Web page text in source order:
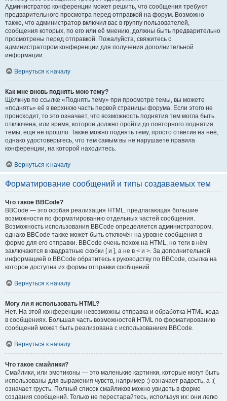
Администратор конференции может решить, что сообщения требуют
предварительного просмотра перед отправкой на форум. Возможно
также, что администратор включил вас в группу пользователей,
сообщения которых, по его или её мнению, должны быть предварительно
просмотрены перед отправкой. Пожалуйста, свяжитесь с
администратором конференции для получения дополнительной
информации.
Вернуться к началу
Как мне вновь поднять мою тему?
Щёлкнув по ссылке «Поднять тему» при просмотре темы, вы можете
«поднять» её в верхнюю часть первой страницы форума. Если этого не
происходит, то это означает, что возможность поднятия тем могла быть
отключена, или время, которое должно пройти до повторного поднятия
темы, ещё не прошло. Также можно поднять тему, просто ответив на неё,
однако удостоверьтесь, что тем самым вы не нарушаете правила
конференции, на которой находитесь.
Вернуться к началу
Форматирование сообщений и типы создаваемых тем
Что такое BBCode?
BBCode — это особая реализация HTML, предлагающая большие
возможности по форматированию отдельных частей сообщения.
Возможность использования BBCode определяется администратором,
однако BBCode также может быть отключён на уровне сообщения в
форме для его отправки. BBCode очень похож на HTML, но теги в нём
заключаются в квадратные скобки [ и ], а не в < и >. За дополнительной
информацией о BBCode обратитесь к руководству по BBCode, ссылка на
которое доступна из формы отправки сообщений.
Вернуться к началу
Могу ли я использовать HTML?
Нет. На этой конференции невозможны отправка и обработка HTML-кода
в сообщениях. Большая часть возможностей HTML по форматированию
сообщений может быть реализована с использованием BBCode.
Вернуться к началу
Что такое смайлики?
Смайлики, или эмотиконы — это маленькие картинки, которые могут быть
использованы для выражения чувств, например :) означает радость, а :(
означает грусть. Полный список смайликов можно увидеть в форме
создания сообщений. Только не перестарайтесь, используя их: они легко